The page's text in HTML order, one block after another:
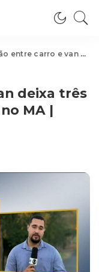
e van deixa três mortos em Buriticupu, no MA | Maranhão
deixa três
MA |